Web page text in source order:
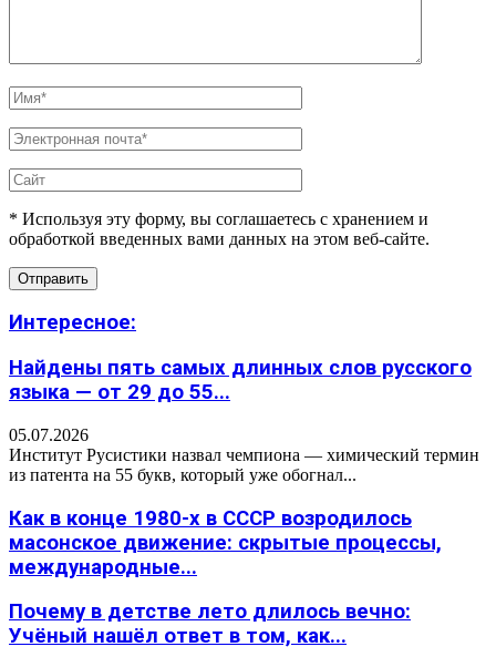
* Используя эту форму, вы соглашаетесь с хранением и
обработкой введенных вами данных на этом веб-сайте.
Интересное:
Найдены пять самых длинных слов русского
языка — от 29 до 55...
05.07.2026
Институт Русистики назвал чемпиона — химический термин
из патента на 55 букв, который уже обогнал...
Как в конце 1980-х в СССР возродилось
масонское движение: скрытые процессы,
международные...
Почему в детстве лето длилось вечно:
Учёный нашёл ответ в том, как...